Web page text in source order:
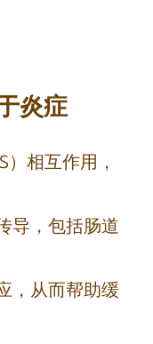
炎症
相互作用，
导，包括肠道
，从而帮助缓